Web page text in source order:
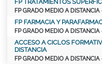
FP TRATAMIENTOS
FP GRADO MEDIO A DISTANCIA
FP FARMACIA Y
FP GRADO MEDIO A DISTANCIA
ACCESO A CICLOS
DISTANCIA
FP GRADO MEDIO A DISTANCIA